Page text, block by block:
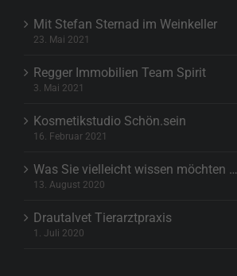
Mit Stefan Sternad im Weinkeller
23. Mai 2021
Regger Immobilien Team Spirit
3. Mai 2021
Kosmetikstudio Schön.sein
16. Februar 2021
Was Sie vielleicht wissen möchten …
13. August 2020
Drautalvet Tierarztpraxis
1. Juli 2020